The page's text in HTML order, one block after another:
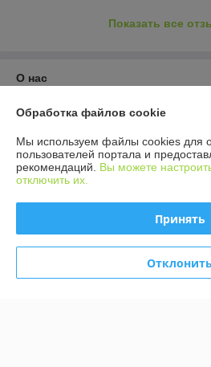
Показать все
О нас
Контакты
Доставка и оплата
Политика обработки cookies
Обработка файлов cookie
Мы используем файлы cookies для
пользователей портала и
рекомендаций. Вы можете
отключить их.
Принять
Отклонить